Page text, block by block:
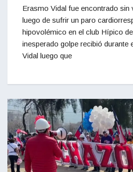
Erasmo Vidal fue encontrado sin
luego de sufrir un paro
hipovolémico en el club Hípico
inesperado golpe recibió durante
Vidal luego que